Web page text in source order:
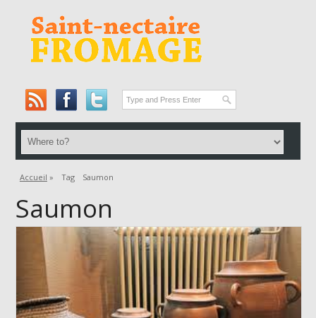
Accueil » Tag Saumon
Saumon